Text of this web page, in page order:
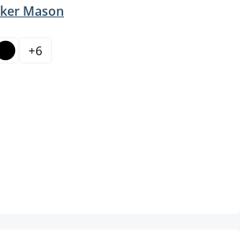
Mason
Option ist zurzeit nicht verfügbar.)
+6